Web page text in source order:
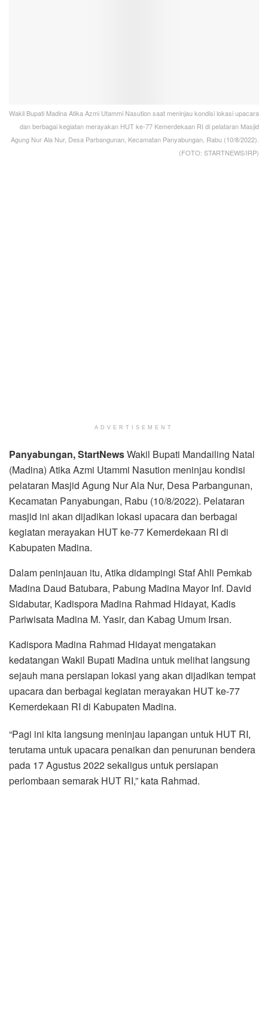
Wakil Bupati Madina Atika Azmi Utammi Nasution saat meninjau kondisi lokasi upacara
dan berbagai kegiatan merayakan HUT ke-77 Kemerdekaan RI di pelataran Masjid
Agung Nur Ala Nur, Desa Parbangunan, Kecamatan Panyabungan, Rabu (10/8/2022).
(FOTO: STARTNEWS/IRP)
ADVERTISEMENT
Panyabungan, StartNewsWakil Bupati Mandailing Natal
(Madina) Atika Azmi Utammi Nasution meninjau kondisi
pelataran Masjid Agung Nur Ala Nur, Desa Parbangunan,
Kecamatan Panyabungan, Rabu (10/8/2022). Pelataran
masjid ini akan dijadikan lokasi upacara dan berbagai
kegiatan merayakan HUT ke-77 Kemerdekaan RI di
Kabupaten Madina.
Dalam peninjauan itu, Atika didampingi Staf Ahli Pemkab
Madina Daud Batubara, Pabung Madina Mayor Inf. David
Sidabutar, Kadispora Madina Rahmad Hidayat, Kadis
Pariwisata Madina M. Yasir, dan Kabag Umum Irsan.
Kadispora Madina Rahmad Hidayat mengatakan
kedatangan Wakil Bupati Madina untuk melihat langsung
sejauh mana persiapan lokasi yang akan dijadikan tempat
upacara dan berbagai kegiatan merayakan HUT ke-77
Kemerdekaan RI di Kabupaten Madina.
“Pagi ini kita langsung meninjau lapangan untuk HUT RI,
terutama untuk upacara penaikan dan penurunan bendera
pada 17 Agustus 2022 sekaligus untuk persiapan
perlombaan semarak HUT RI,” kata Rahmad.